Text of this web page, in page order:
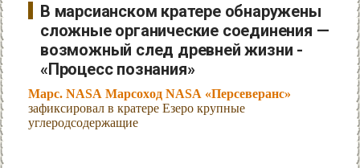
В марсианском кратере обнаружены
сложные органические соединения —
возможный след древней жизни -
«Процесс познания»
Марс. NASA Марсоход NASA «Персеверанс»
зафиксировал в кратере Езеро крупные
углеродсодержащие